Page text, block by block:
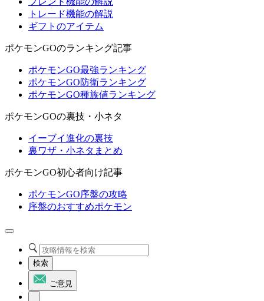
トレード機能の解説
ギフトのアイテム
ポケモンGOのランキング記事
ポケモンGO最強ランキング
ポケモンGO防衛ランキング
ポケモンGO種族値ランキング
ポケモンGOの裏技・小ネタ
イーブイ進化の裏技
裏ワザ・小ネタまとめ
ポケモンGO初心者向け記事
ポケモンGO序盤の攻略
序盤のおすすめポケモン
検索
ご意見